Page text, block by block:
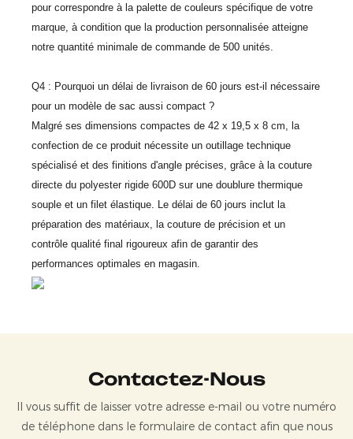
pour correspondre à la palette de couleurs spécifique de votre
marque, à condition que la production personnalisée atteigne
notre quantité minimale de commande de 500 unités.
Q4 : Pourquoi un délai de livraison de 60 jours est-il nécessaire
pour un modèle de sac aussi compact ?
Malgré ses dimensions compactes de 42 x 19,5 x 8 cm, la
confection de ce produit nécessite un outillage technique
spécialisé et des finitions d'angle précises, grâce à la couture
directe du polyester rigide 600D sur une doublure thermique
souple et un filet élastique. Le délai de 60 jours inclut la
préparation des matériaux, la couture de précision et un
contrôle qualité final rigoureux afin de garantir des
performances optimales en magasin.
Contactez-Nous
Il vous suffit de laisser votre adresse e-mail ou votre numéro
de téléphone dans le formulaire de contact afin que nous